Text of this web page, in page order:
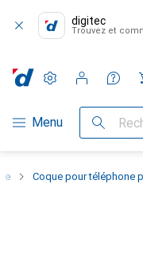
digitec
Trouvez et
Navigation par catégorie
Menu Recherche
Paramètres
Compte client
Listes de
Listes d'envies
Panier
Coque pour téléphone